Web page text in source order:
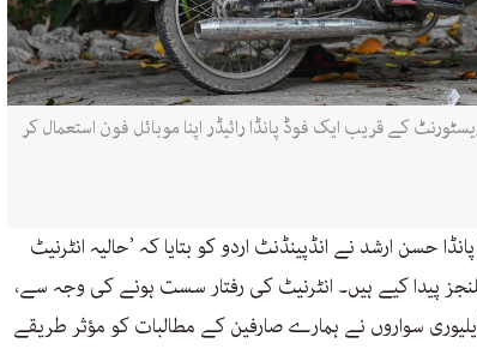
ایک ریسٹورنٹ کے قریب ایک فوڈ پانڈا رائیڈر اپنا موبائل فون استعمال کر
حسن ارشد نے انڈپینڈنٹ اردو کو بتایا کہ ’حالیہ انٹرنیٹ
پیدا کیے ہیں۔ انٹرنیٹ کی رفتار سست ہونے کی وجہ سے،
ڈیلیوری سواروں نے ہمارے صارفین کے مطالبات کو مؤثر طریقے